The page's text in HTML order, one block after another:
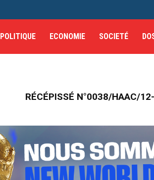
POLITIQUE ECONOMIE SOCIETÉ
RÉCÉPISSÉ N°0038/HAAC/